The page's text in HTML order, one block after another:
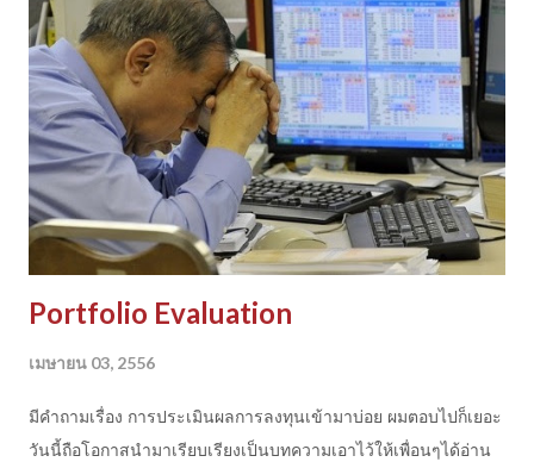
Portfolio Evaluation
เมษายน 03, 2556
มีคำถามเรื่อง การประเมินผลการลงทุนเข้ามาบ่อย ผมตอบไปก็เยอะ
วันนี้ถือโอกาสนำมาเรียบเรียงเป็นบทความเอาไว้ให้เพื่อนๆได้อ่าน